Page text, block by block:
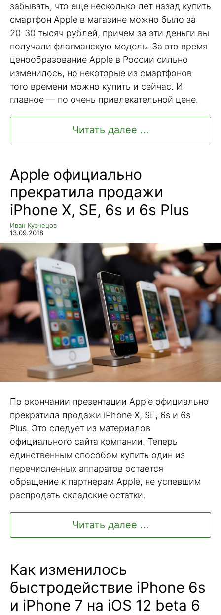
забывать, что еще несколько лет назад купить
смартфон Apple в магазине можно было за
20-30 тысяч рублей, причем за эти деньги вы
получали флагманскую модель. За это время
ценообразование Apple в России сильно
изменилось, но некоторые из смартфонов
того времени можно купить и сейчас. И
главное — по очень привлекательной цене.
Читать далее ...
Apple официально
прекратила продажи
iPhone X, SE, 6s и 6s Plus
Иван Кузнецов
13.09.2018
По окончании презентации Apple официально
прекратила продажи iPhone X, SE, 6s и 6s
Plus. Это следует из материалов
официального сайта компании. Теперь
единственным способом купить один из
перечисленных аппаратов остается
обращение к партнерам Apple, не успевшим
распродать складские остатки.
Читать далее ...
Как изменилось
быстродействие iPhone 6s
и iPhone 7 на iOS 12 beta 6